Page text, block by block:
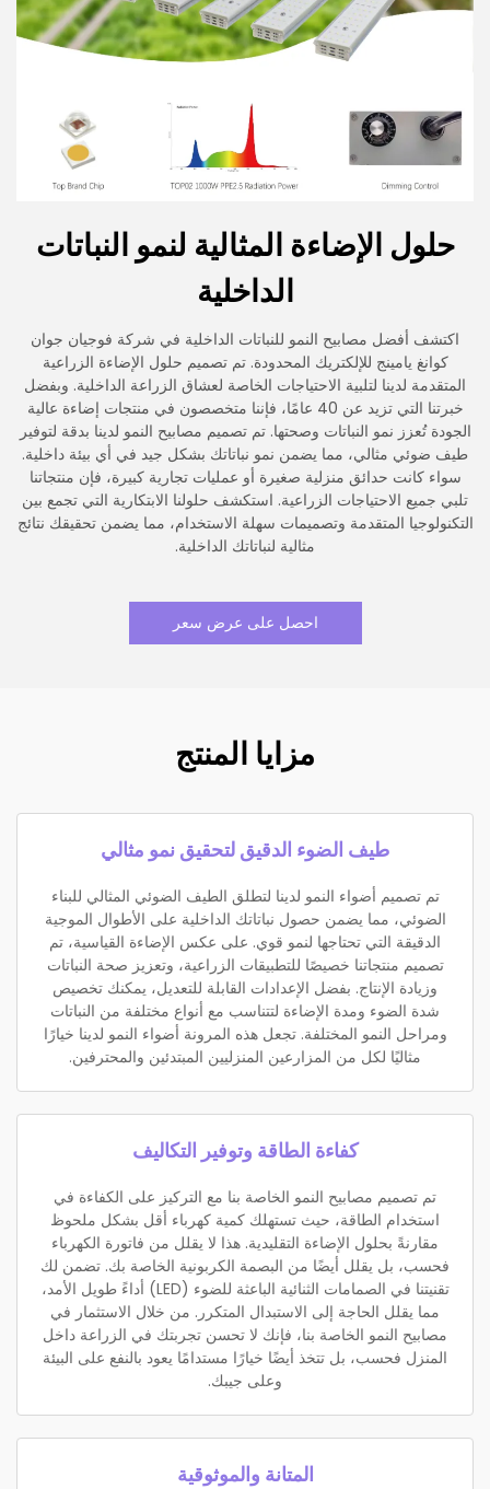
حلول الإضاءة المثالية لنمو النباتات
الداخلية
اكتشف أفضل مصابيح النمو للنباتات الداخلية في شركة فوجيان جوان
كوانغ يامينج للإلكتريك المحدودة. تم تصميم حلول الإضاءة الزراعية
المتقدمة لدينا لتلبية الاحتياجات الخاصة لعشاق الزراعة الداخلية. وبفضل
خبرتنا التي تزيد عن 40 عامًا، فإننا متخصصون في منتجات إضاءة عالية
الجودة تُعزز نمو النباتات وصحتها. تم تصميم مصابيح النمو لدينا بدقة لتوفير
طيف ضوئي مثالي، مما يضمن نمو نباتاتك بشكل جيد في أي بيئة داخلية.
سواء كانت حدائق منزلية صغيرة أو عمليات تجارية كبيرة، فإن منتجاتنا
تلبي جميع الاحتياجات الزراعية. استكشف حلولنا الابتكارية التي تجمع بين
التكنولوجيا المتقدمة وتصميمات سهلة الاستخدام، مما يضمن تحقيقك نتائج
مثالية لنباتاتك الداخلية.
احصل على عرض سعر
مزايا المنتج
طيف الضوء الدقيق لتحقيق نمو مثالي
تم تصميم أضواء النمو لدينا لتطلق الطيف الضوئي المثالي للبناء
الضوئي، مما يضمن حصول نباتاتك الداخلية على الأطوال الموجية
الدقيقة التي تحتاجها لنمو قوي. على عكس الإضاءة القياسية، تم
تصميم منتجاتنا خصيصًا للتطبيقات الزراعية، وتعزيز صحة النباتات
وزيادة الإنتاج. بفضل الإعدادات القابلة للتعديل، يمكنك تخصيص
شدة الضوء ومدة الإضاءة لتتناسب مع أنواع مختلفة من النباتات
ومراحل النمو المختلفة. تجعل هذه المرونة أضواء النمو لدينا خيارًا
مثاليًا لكل من المزارعين المنزليين المبتدئين والمحترفين.
كفاءة الطاقة وتوفير التكاليف
تم تصميم مصابيح النمو الخاصة بنا مع التركيز على الكفاءة في
استخدام الطاقة، حيث تستهلك كمية كهرباء أقل بشكل ملحوظ
مقارنةً بحلول الإضاءة التقليدية. هذا لا يقلل من فاتورة الكهرباء
فحسب، بل يقلل أيضًا من البصمة الكربونية الخاصة بك. تضمن لك
تقنيتنا في الصمامات الثنائية الباعثة للضوء (LED) أداءً طويل الأمد،
مما يقلل الحاجة إلى الاستبدال المتكرر. من خلال الاستثمار في
مصابيح النمو الخاصة بنا، فإنك لا تحسن تجربتك في الزراعة داخل
المنزل فحسب، بل تتخذ أيضًا خيارًا مستدامًا يعود بالنفع على البيئة
وعلى جيبك.
المتانة والموثوقية